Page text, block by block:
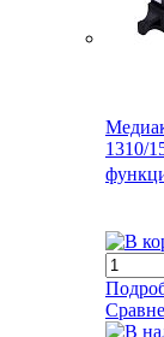
1310/